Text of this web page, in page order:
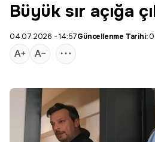
Büyük sır açığa
04.07.2026 - 14:57Güncellenme Tarihi: